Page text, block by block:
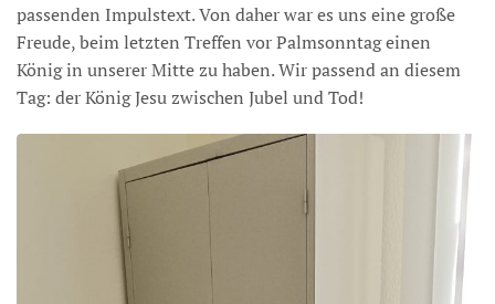
passenden Impulstext. Von daher war es uns eine große
Freude, beim letzten Treffen vor Palmsonntag einen
König in unserer Mitte zu haben. Wir passend an diesem
Tag: der König Jesu zwischen Jubel und Tod!